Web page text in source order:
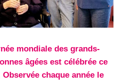
mondiale des grands-
âgées est célébrée ce
chaque année le